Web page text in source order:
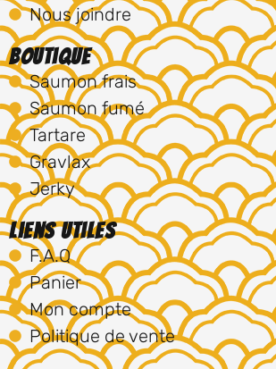
Nous joindre
Boutique
Saumon frais
Saumon fumé
Tartare
Gravlax
Jerky
Liens utiles
F.A.Q
Panier
Mon compte
Politique de vente